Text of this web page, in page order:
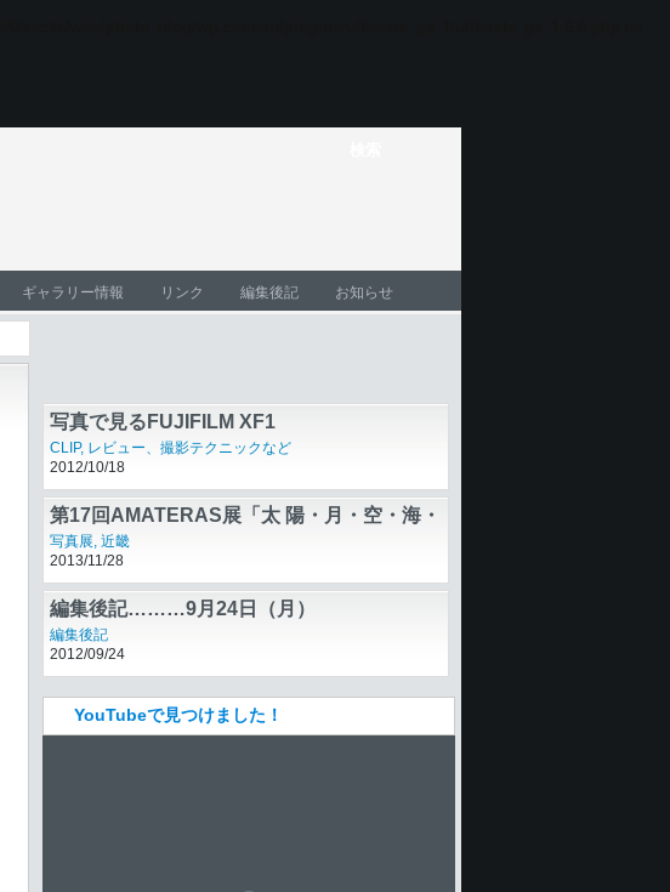
ギャラリー情報 リンク 編集後記 お知らせ
写真で見るFUJIFILM XF1
CLIP,レビュー、撮影テクニックなど
第17回AMATERAS展「太 陽・月・空・海・
大地」
写真展,近畿
編集後記………9月24日（月）
編集後記
YouTubeで見つけました！